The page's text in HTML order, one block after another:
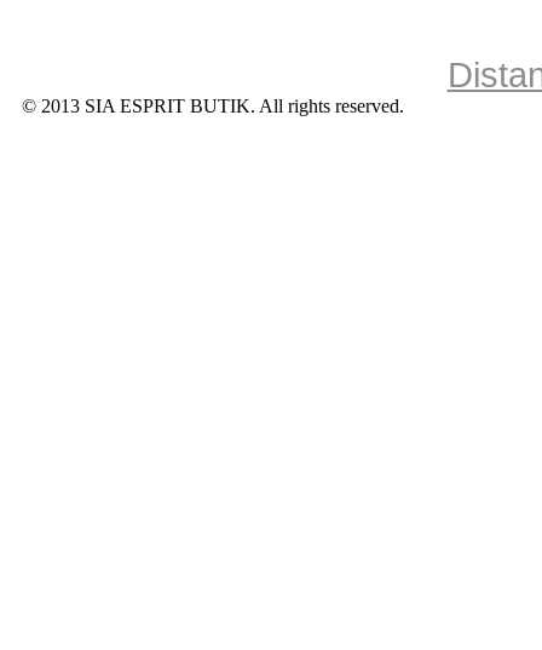
© 2013 SIA ESPRIT BUTIK. All rights reserved.